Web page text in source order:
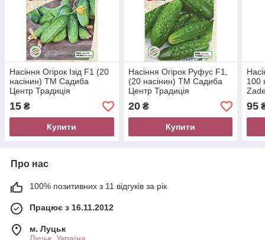
Насіння Огірок Ізід F1 (20
насінин) ТМ Садиба
Центр Традиція
15 ₴
Купити
Насіння Огірок Руфус F1,
(20 насінин) ТМ Садиба
Центр Традиція
20₴
Купити
100
95
Про нас
100% позитивних з 11 відгуків за рік
Працює з 16.11.2012
м. Луцьк